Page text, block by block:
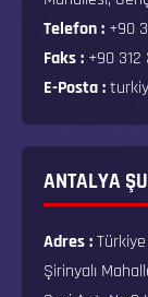
Telefon : +90
Faks : +90 312
E-Posta :
ANTALYA
Adres :
Şirinyalı